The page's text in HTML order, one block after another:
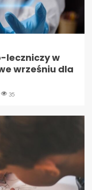
leczniczy w
wrześniu dla
35